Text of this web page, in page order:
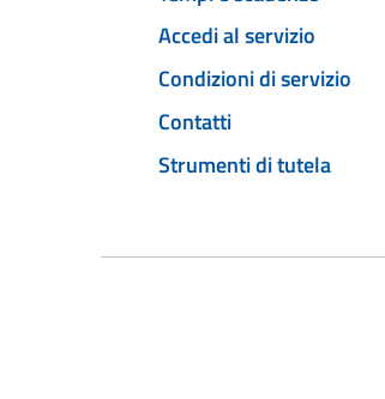
Accedi al servizio
Condizioni di servizio
Contatti
Strumenti di tutela